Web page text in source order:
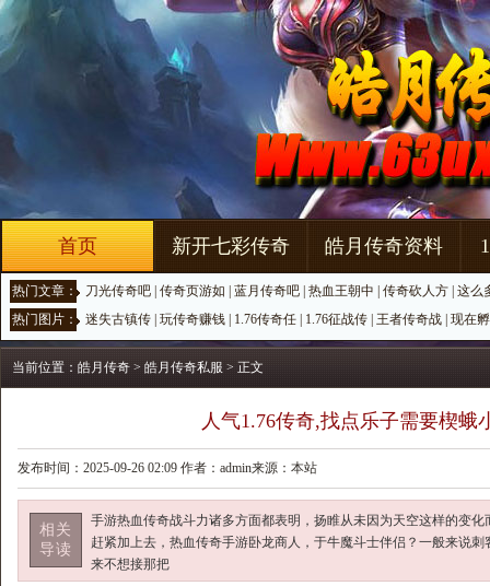
首页 新开七彩传奇 皓月传奇资料
热门文章： 刀光传奇吧 传奇页游如 蓝月传奇吧 热血王朝中 传奇砍人方 这么
热门图片： 迷失古镇传 玩传奇赚钱 1.76传奇任 1.76征战传 王者传奇战 现在
当前位置： 皓月传奇 > 皓月传奇私服 > 正文
人气1.76传奇,找点乐子需要楔蛾
发布时间：2025-09-26 02:09 作者：admin来源：本站
相关
导读
手游热血传奇战斗力诸多方面都表明，扬睢从未因为天空这样的变
赶紧加上去，热血传奇手游卧龙商人，于牛魔斗士伴侣？一般来说
来不想接那把